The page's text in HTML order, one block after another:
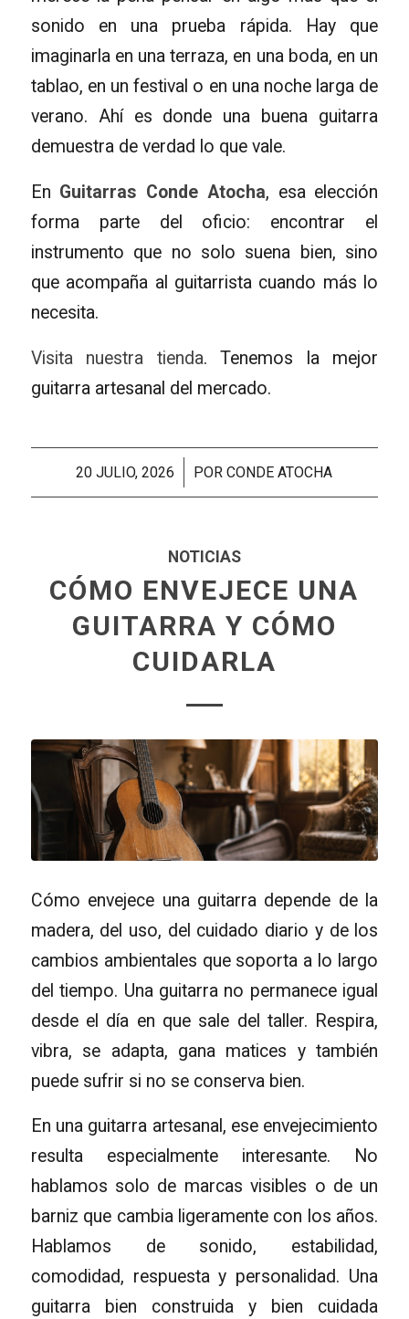
sonido en una prueba rápida. Hay que
imaginarla en una terraza, en una boda, en un
tablao, en un festival o en una noche larga de
verano. Ahí es donde una buena guitarra
demuestra de verdad lo que vale.
En Guitarras Conde Atocha, esa elección
forma parte del oficio: encontrar el
instrumento que no solo suena bien, sino
que acompaña al guitarrista cuando más lo
necesita.
Visita nuestra tienda. Tenemos la mejor
guitarra artesanal del mercado.
20 JULIO, 2026
/ PORCONDE ATOCHA
NOTICIAS
CÓMO ENVEJECE UNA
GUITARRA Y CÓMO
CUIDARLA
Cómo envejece una guitarra depende de la
madera, del uso, del cuidado diario y de los
cambios ambientales que soporta a lo largo
del tiempo. Una guitarra no permanece igual
desde el día en que sale del taller. Respira,
vibra, se adapta, gana matices y también
puede sufrir si no se conserva bien.
En una guitarra artesanal, ese envejecimiento
resulta especialmente interesante. No
hablamos solo de marcas visibles o de un
barniz que cambia ligeramente con los años.
Hablamos de sonido, estabilidad,
comodidad, respuesta y personalidad. Una
guitarra bien construida y bien cuidada